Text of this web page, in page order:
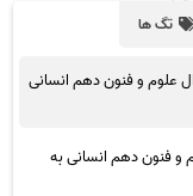
تگ ها
علوم و فنون دهم انسانی
و فنون دهم انسانی به